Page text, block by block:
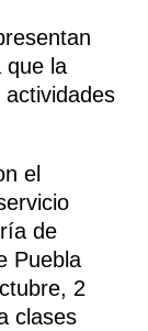
que la
el
de
Puebla
2
clases